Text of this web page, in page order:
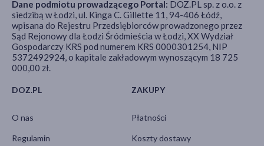
DOZ.PL
O nas
Regulamin
ZAKUPY
Płatności
Koszty dostawy
Dane podmiotu prowadzącego Portal: DOZ.PL sp. z o.o. z
siedzibą w Łodzi, ul. Kinga C. Gillette 11, 94-406 Łódź,
wpisana do Rejestru Przedsiębiorców prowadzonego przez
Sąd Rejonowy dla Łodzi Śródmieścia w Łodzi, XX Wydział
Gospodarczy KRS pod numerem KRS 0000301254, NIP
5372492924, o kapitale zakładowym wynoszącym 18 725
000,00 zł.